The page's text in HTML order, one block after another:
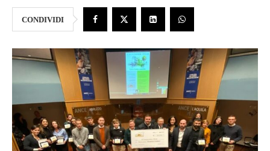
CONDIVIDI